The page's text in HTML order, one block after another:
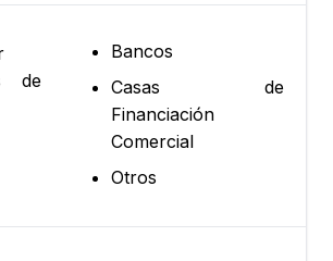
de
Bancos
Casas de
Financiación
Comercial
Otros